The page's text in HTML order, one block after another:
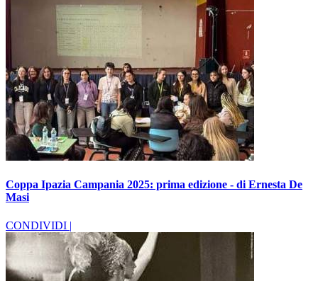
Coppa Ipazia Campania 2025: prima edizione - di Ernesta De
Masi
CONDIVIDI |